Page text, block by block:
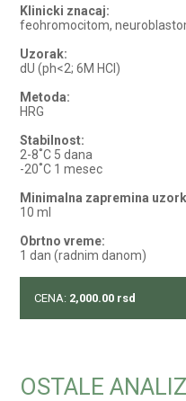
Klinicki znacaj:
feohromocitom,
Uzorak:
dU (ph<2; 6M HCl)
Metoda:
HRG
Stabilnost:
2-8˚C 5 dana
-20˚C 1 mesec
Minimalna zapremina
10 ml
Obrtno vreme:
1 dan (radnim danom)
CENA: 2,000.00 rsd
OSTALE